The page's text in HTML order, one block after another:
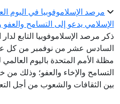
مرصد الإسلاموفوبيا في اليوم
الإسلامي يدعو إلى التسامح والعفو
ذكر مرصد الإسلاموفوبيا التابع
السادس عشر من نوفمبر من كل
مظلة الأمم المتحدة باليوم
التسامح والإخاء والعفو؛ وذلك من
بين الثقافات والشعوب من أجل